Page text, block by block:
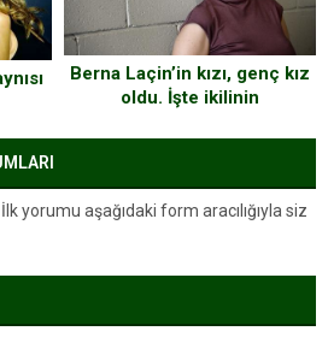
Berna Laçin’in kızı, genç kız
oldu. İşte ikilinin
yorumu aşağıdaki form aracılığıyla siz